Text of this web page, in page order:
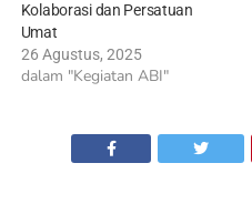
Kolaborasi dan Persatuan
Umat
26 Agustus, 2025
dalam "Kegiatan ABI"